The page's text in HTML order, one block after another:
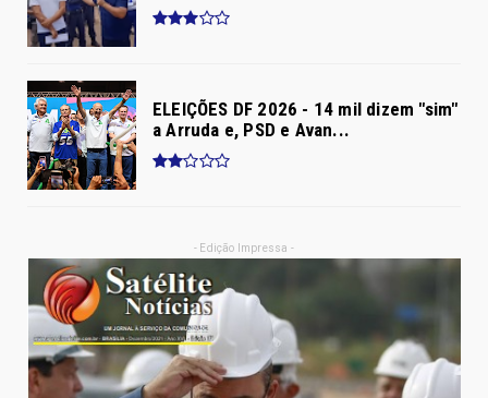
ELEIÇÕES DF 2026 - 14 mil dizem "sim"
a Arruda e, PSD e Avan...
- Edição Impressa -